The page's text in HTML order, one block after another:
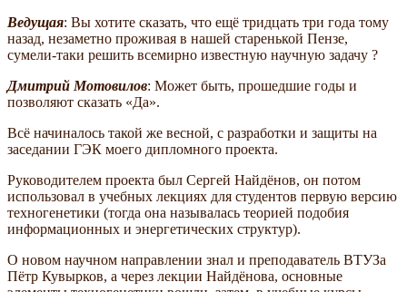
Ведущая: Вы хотите сказать, что ещё тридцать три года тому
назад, незаметно проживая в нашей старенькой Пензе,
сумели-таки решить всемирно известную научную задачу ?
Дмитрий Мотовилов: Может быть, прошедшие годы и
позволяют сказать «Да».
Всё начиналось такой же весной, с разработки и защиты на
заседании ГЭК моего дипломного проекта.
Руководителем проекта был Сергей Найдёнов, он потом
использовал в учебных лекциях для студентов первую версию
техногенетики (тогда она называлась теорией подобия
информационных и энергетических структур).
О новом научном направлении знал и преподаватель ВТУЗа
Пётр Кувырков, а через лекции Найдёнова, основные